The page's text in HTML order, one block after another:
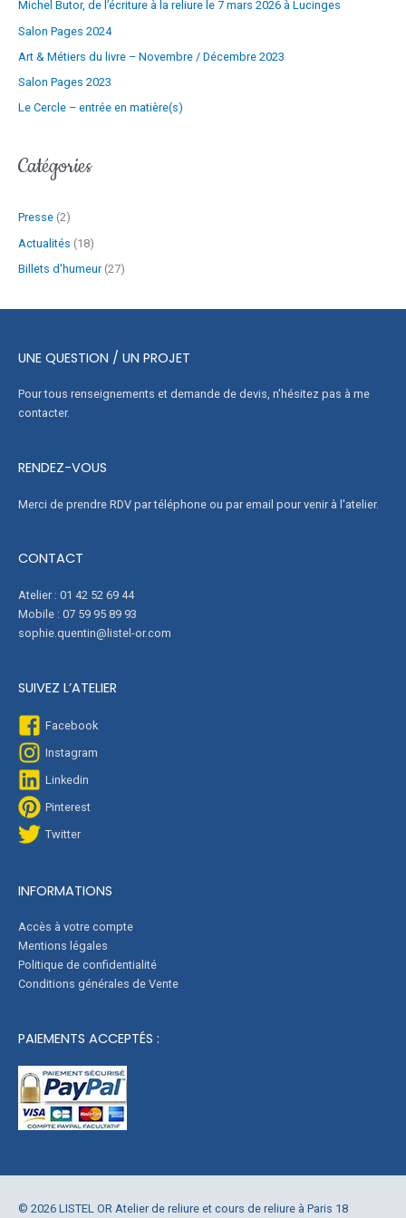
i
l
Michel Butor, de l’écriture à la reliure le 7 mars 2026 à Lucinges
Salon Pages 2024
Art & Métiers du livre – Novembre / Décembre 2023
Salon Pages 2023
Le Cercle – entrée en matière(s)
Catégories
Presse (2)
Actualités (18)
Billets d'humeur(27)
UNE QUESTION / UN PROJET
Pour tous renseignements et demande de devis, n'hésitez pas à me
contacter.
RENDEZ-VOUS
Merci de prendre RDV par téléphone ou par email pour venir à l'atelier.
CONTACT
Atelier : 01 42 52 69 44
Mobile : 07 59 95 89 93
sophie.quentin@listel-or.com
SUIVEZ L’ATELIER
Facebook
Instagram
Linkedin
Pinterest
Twitter
INFORMATIONS
Accès à votre compte
Mentions légales
Politique de confidentialité
Conditions générales de Vente
PAIEMENTS ACCEPTÉS :
© 2026 LISTEL OR Atelier de reliure et cours de reliure à Paris 18